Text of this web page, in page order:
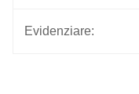
Evidenziare: